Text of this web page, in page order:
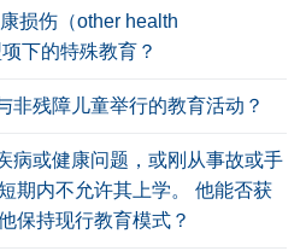
损伤（other health
下的特殊教育？
非残障儿童举行的教育活动？
病或健康问题，或刚从事故或手
期内不允许其上学。 他能否获
保持现行教育模式？